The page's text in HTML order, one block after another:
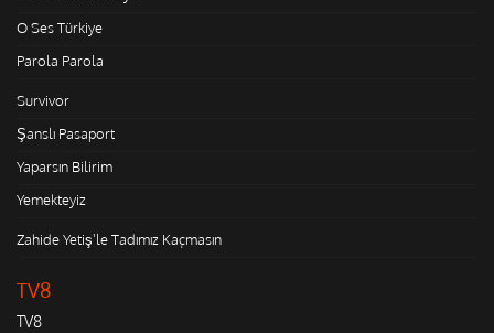
O Ses Türkiye
Parola Parola
Survivor
Şanslı Pasaport
Yaparsın Bilirim
Yemekteyiz
Zahide Yetiş'le Tadımız Kaçmasın
TV8
TV8